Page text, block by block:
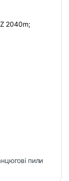
2040m;
пили